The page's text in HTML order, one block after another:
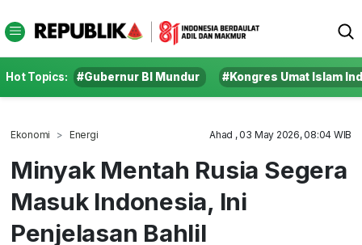
Hot Topics: #Gubernur BI Mundur #Kongres Umat Islam
Ekonomi Energi Ahad , 03 May 2026, 08:04 WIB
Minyak Mentah Rusia Segera
Masuk Indonesia, Ini
Penjelasan Bahlil